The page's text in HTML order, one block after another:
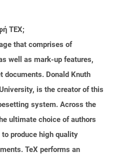
TEX;
that comprises of
well as mark-up features,
documents. Donald Knuth
is the creator of this
system. Across the
ultimate choice of authors
produce high quality
TeX performs an